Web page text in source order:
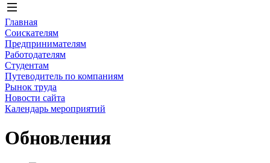
Главная
Соискателям
Предпринимателям
Работодателям
Студентам
Путеводитель по компаниям
Рынок труда
Новости сайта
Календарь мероприятий
Обновления